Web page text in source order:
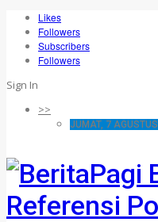
Likes
Followers
Subscribers
Followers
Sign In
>>
JUMAT, 7
Referensi